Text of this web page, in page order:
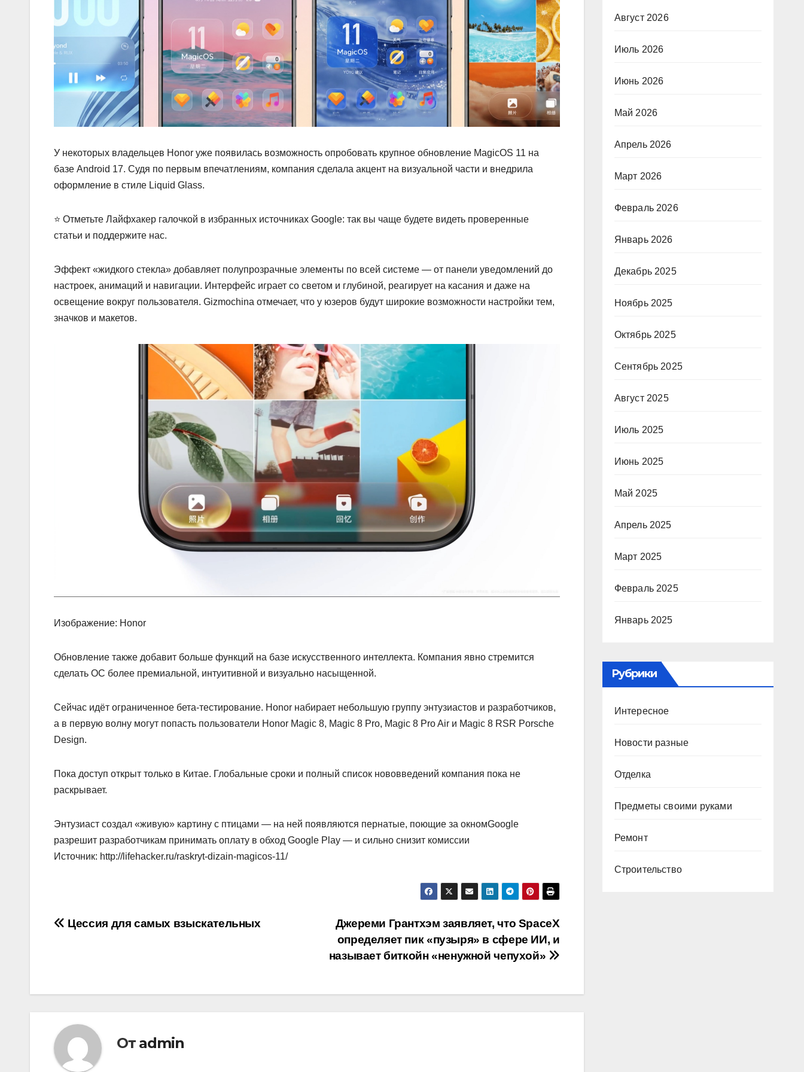
У некоторых владельцев Honor уже появилась возможность опробовать крупное обновление MagicOS 11 на
базе Android 17. Судя по первым впечатлениям, компания сделала акцент на визуальной части и внедрила
оформление в стиле Liquid Glass.
⭐ Отметьте Лайфхакер галочкой в избранных источниках Google: так вы чаще будете видеть проверенные
статьи и поддержите нас.
Эффект «жидкого стекла» добавляет полупрозрачные элементы по всей системе — от панели уведомлений до
настроек, анимаций и навигации. Интерфейс играет со светом и глубиной, реагирует на касания и даже на
освещение вокруг пользователя. Gizmochina отмечает, что у юзеров будут широкие возможности настройки тем,
значков и макетов.
Изображение: Honor
Обновление также добавит больше функций на базе искусственного интеллекта. Компания явно стремится
сделать ОС более премиальной, интуитивной и визуально насыщенной.
Сейчас идёт ограниченное бета‑тестирование. Honor набирает небольшую группу энтузиастов и разработчиков,
а в первую волну могут попасть пользователи Honor Magic 8, Magic 8 Pro, Magic 8 Pro Air и Magic 8 RSR Porsche
Design.
Пока доступ открыт только в Китае. Глобальные сроки и полный список нововведений компания пока не
раскрывает.
Энтузиаст создал «живую» картину с птицами — на ней появляются пернатые, поющие за окномGoogle
разрешит разработчикам принимать оплату в обход Google Play — и сильно снизит комиссии
Источник: http://lifehacker.ru/raskryt-dizain-magicos-11/
Навигация
Джереми Грантхэм заявляет, что SpaceX
определяет пик «пузыря» в сфере ИИ, и
называет биткойн «ненужной чепухой»
Цессия для самых взыскательных
От admin
Август 2026
Июль 2026
Июнь 2026
Май 2026
Апрель 2026
Март 2026
Февраль 2026
Январь 2026
Декабрь 2025
Ноябрь 2025
Октябрь 2025
Сентябрь 2025
Август 2025
Июль 2025
Июнь 2025
Май 2025
Апрель 2025
Март 2025
Февраль 2025
Январь 2025
Рубрики
Интересное
Новости разные
Отделка
Предметы своими руками
Ремонт
Строительство